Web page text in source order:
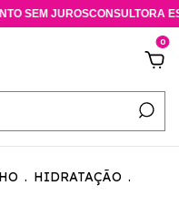
CONSULTORA ESPECIALISTA
0
. HIDRATAÇÃO .